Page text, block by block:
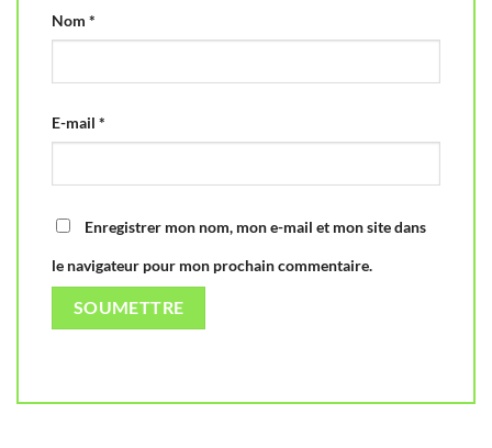
Nom *
E-mail *
Enregistrer mon nom, mon e-mail et mon site dans
le navigateur pour mon prochain commentaire.